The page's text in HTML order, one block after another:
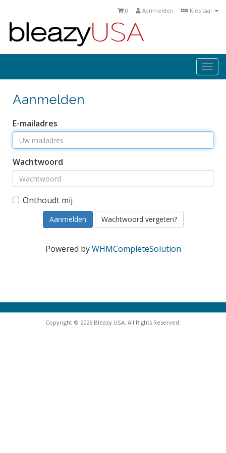
Kies taal
Aanmelden
0
Aanmelden
E-mailadres
Wachtwoord
Onthoudt mij
Wachtwoord vergeten?
Powered byWHMCompleteSolution
Copyright © 2026 Bleazy USA. All Rights Reserved.